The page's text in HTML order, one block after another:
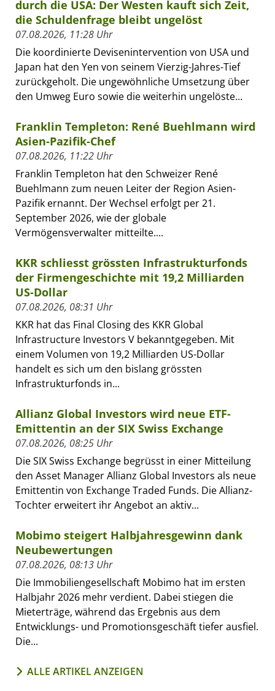
durch die USA: Der Westen kauft sich Zeit,
die Schuldenfrage bleibt ungelöst
07.08.2026, 11:28 Uhr
Die koordinierte Devisenintervention von USA und
Japan hat den Yen von seinem Vierzig-Jahres-Tief
zurückgeholt. Die ungewöhnliche Umsetzung über
den Umweg Euro sowie die weiterhin ungelöste...
Franklin Templeton: René Buehlmann wird
Asien-Pazifik-Chef
07.08.2026, 11:22 Uhr
Franklin Templeton hat den Schweizer René
Buehlmann zum neuen Leiter der Region Asien-
Pazifik ernannt. Der Wechsel erfolgt per 21.
September 2026, wie der globale
Vermögensverwalter mitteilte....
KKR schliesst grössten Infrastrukturfonds
der Firmengeschichte mit 19,2 Milliarden
US-Dollar
07.08.2026, 08:31 Uhr
KKR hat das Final Closing des KKR Global
Infrastructure Investors V bekanntgegeben. Mit
einem Volumen von 19,2 Milliarden US-Dollar
handelt es sich um den bislang grössten
Infrastrukturfonds in...
Allianz Global Investors wird neue ETF-
Emittentin an der SIX Swiss Exchange
07.08.2026, 08:25 Uhr
Die SIX Swiss Exchange begrüsst in einer Mitteilung
den Asset Manager Allianz Global Investors als neue
Emittentin von Exchange Traded Funds. Die Allianz-
Tochter erweitert ihr Angebot an aktiv...
Mobimo steigert Halbjahresgewinn dank
Neubewertungen
07.08.2026, 08:13 Uhr
Die Immobiliengesellschaft Mobimo hat im ersten
Halbjahr 2026 mehr verdient. Dabei stiegen die
Mieterträge, während das Ergebnis aus dem
Entwicklungs- und Promotionsgeschäft tiefer ausfiel.
Die...
ALLE ARTIKEL ANZEIGEN